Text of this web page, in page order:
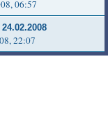
06:57
22:07